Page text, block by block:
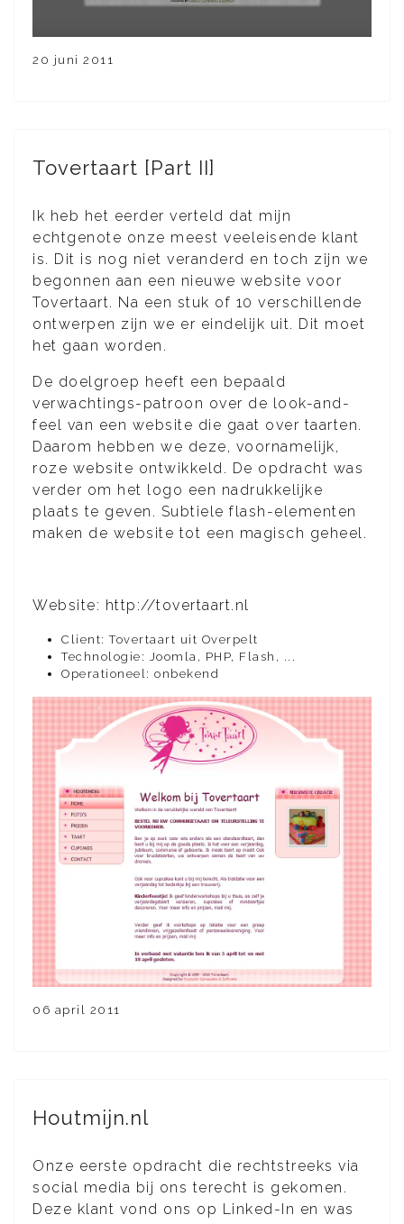
20 juni 2011
Tovertaart [Part II]
Ik heb het eerder verteld dat mijn
echtgenote onze meest veeleisende klant
is. Dit is nog niet veranderd en toch zijn we
begonnen aan een nieuwe website voor
Tovertaart. Na een stuk of 10 verschillende
ontwerpen zijn we er eindelijk uit. Dit moet
het gaan worden.
De doelgroep heeft een bepaald
verwachtings-patroon over de look-and-
feel van een website die gaat over taarten.
Daarom hebben we deze, voornamelijk,
roze website ontwikkeld. De opdracht was
verder om het logo een nadrukkelijke
plaats te geven. Subtiele flash-elementen
maken de website tot een magisch geheel.
Website: http://tovertaart.nl
Client: Tovertaart uit Overpelt
Technologie: Joomla, PHP, Flash, ...
Operationeel: onbekend
06 april 2011
Houtmijn.nl
Onze eerste opdracht die rechtstreeks via
social media bij ons terecht is gekomen.
Deze klant vond ons op Linked-In en was